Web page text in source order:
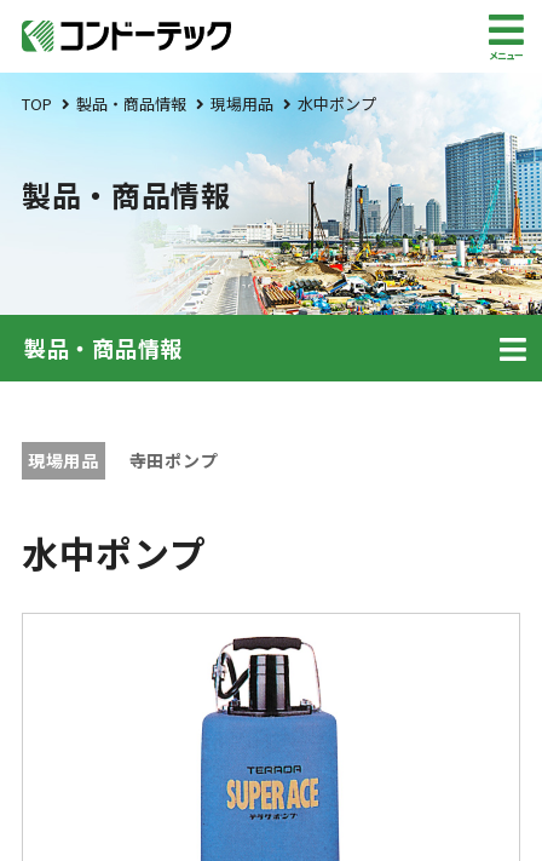
メニュー
TOP 製品・商品情報 現場用品 水中ポンプ
製品・商品情報
製品・商品情報
現場用品 寺田ポンプ
水中ポンプ